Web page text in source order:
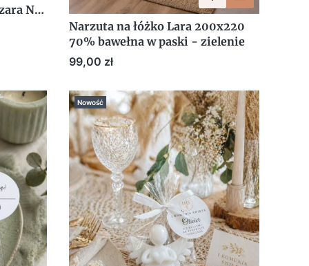
NA
Narzuta na łóżko Lara 200x220
70% bawełna w paski - zielenie
Cena
99,00 zł
Nowość